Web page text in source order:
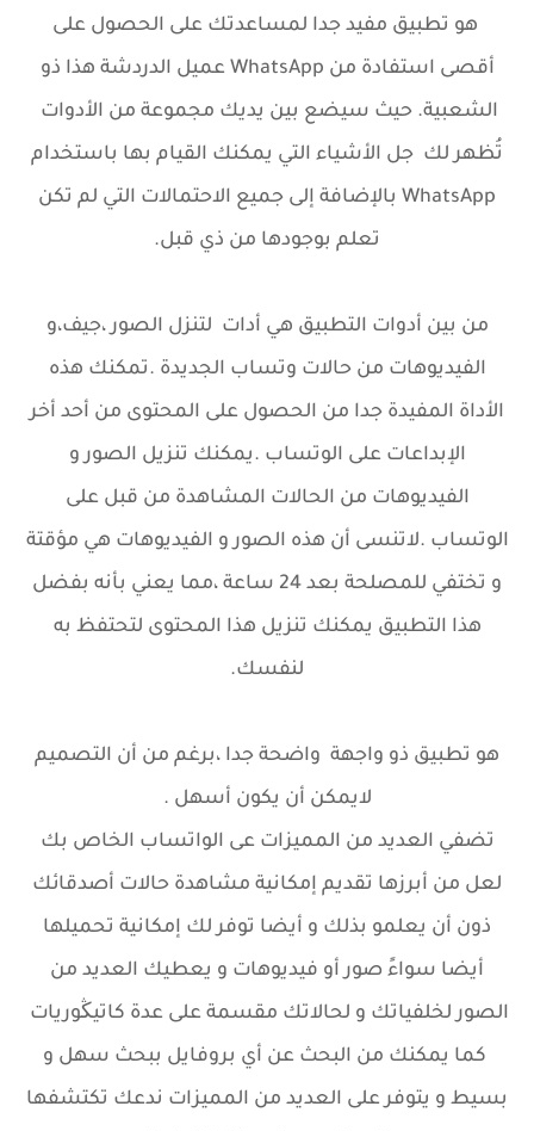
هو تطبيق مفيد جدا لمساعدتك على الحصول على
أقصى استفادة من WhatsApp عميل الدردشة هذا ذو
الشعبية. حيث سيضع بين يديك مجموعة من الأدوات
تُظهر لك جل الأشياء التي يمكنك القيام بها باستخدام
WhatsApp بالإضافة إلى جميع الاحتمالات التي لم تكن
تعلم بوجودها من ذي قبل.
من بين أدوات التطبيق هي أدات لتنزل الصور ،جيف،و
الفيديوهات من حالات وتساب الجديدة .تمكنك هذه
الأداة المفيدة جدا من الحصول على المحتوى من أحد أخر
الإبداعات على الوتساب .يمكنك تنزيل الصور و
الفيديوهات من الحالات المشاهدة من قبل على
الوتساب .لاتنسى أن هذه الصور و الفيديوهات هي مؤقتة
و تختفي للمصلحة بعد 24 ساعة ،مما يعني بأنه بفضل
هذا التطبيق يمكنك تنزيل هذا المحتوى لتحتفظ به
لنفسك.
هو تطبيق ذو واجهة واضحة جدا ،برغم من أن التصميم
لايمكن أن يكون أسهل .
تضفي العديد من المميزات عى الواتساب الخاص بك
لعل من أبرزها تقديم إمكانية مشاهدة حالات أصدقائك
ذون أن يعلمو بذلك و أيضا توفر لك إمكانية تحميلها
أيضا سواءً صور أو فيديوهات و يعطيك العديد من
الصور لخلفياتك و لحالاتك مقسمة على عدة كاتيڭوريات
كما يمكنك من البحث عن أي بروفايل ببحث سهل و
بسيط و يتوفر على العديد من المميزات ندعك تكتشفها